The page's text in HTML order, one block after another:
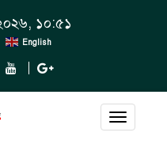
১০:৫১
English
Toggle